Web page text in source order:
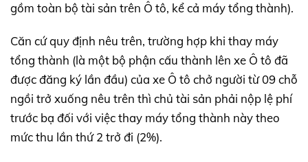
gồm toàn bộ tài sản trên Ô tô, kể cả máy tổng thành).
Căn cứ quy định nêu trên, trường hợp khi thay máy
tổng thành (là một bộ phận cấu thành lên xe Ô tô đã
được đăng ký lần đầu) của xe Ô tô chở người từ 09 chỗ
ngồi trở xuống nêu trên thì chủ tài sản phải nộp lệ phí
trước bạ đối với việc thay máy tổng thành này theo
mức thu lần thứ 2 trở đi (2%).